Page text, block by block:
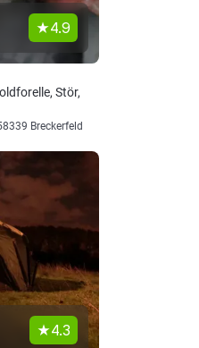
4.9
Stör,
Breckerfeld
4.3